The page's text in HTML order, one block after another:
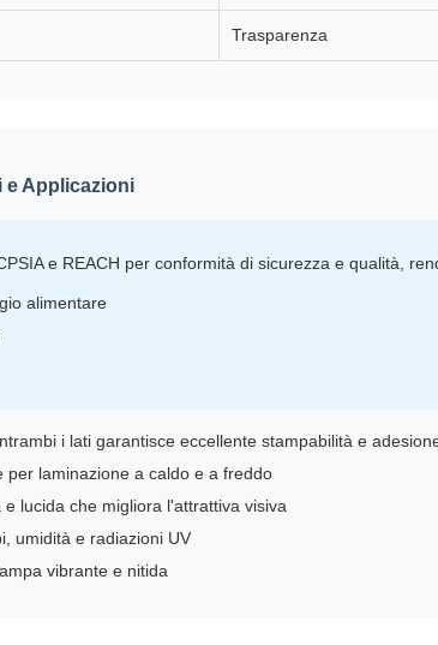
Trasparenza
e Applicazioni
e REACH per conformità di sicurezza e qualità,
alimentare
i lati garantisce eccellente stampabilità e
per laminazione a caldo e a freddo
lucida che migliora l'attrattiva visiva
umidità e radiazioni UV
vibrante e nitida